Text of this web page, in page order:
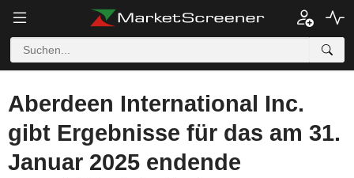
Aberdeen International Inc.
gibt Ergebnisse für das am 31.
Januar 2025 endende